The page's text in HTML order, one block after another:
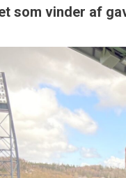
som vinder af